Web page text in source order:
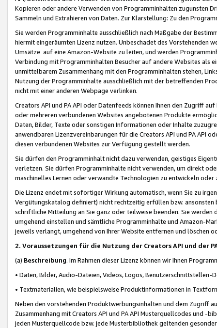
Kopieren oder andere Verwenden von Programminhalten zugunsten
Sammeln und Extrahieren von Daten. Zur Klarstellung: Zu den
Sie werden Programminhalte ausschließlich nach Maßgabe der
hiermit eingeräumten Lizenz nutzen. Unbeschadet des Vorstehenden
Umsätze auf eine Amazon-Website zu leiten, und werden
Verbindung mit Programminhalten Besucher auf andere Websites als
unmittelbarem Zusammenhang mit den Programminhalten stehen,
Nutzung der Programminhalte ausschließlich mit der betreffenden
nicht mit einer anderen Webpage verlinken.
Creators API und PA API oder Datenfeeds können Ihnen den Zugriff
oder mehreren verbundenen Websites angebotenen Produkte
Daten, Bilder, Texte oder sonstigen Informationen oder Inhalte
anwendbaren Lizenzvereinbarungen für die Creators API und PA API
diesen verbundenen Websites zur Verfügung gestellt werden.
Sie dürfen den Programminhalt nicht dazu verwenden, geistiges
verletzen. Sie dürfen Programminhalte nicht verwenden, um direkt
maschinelles Lernen oder verwandte Technologien zu entwickeln
Die Lizenz endet mit sofortiger Wirkung automatisch, wenn Sie zu
Vergütungskatalog definiert) nicht rechtzeitig erfüllen bzw. ansonsten
schriftliche Mitteilung an Sie ganz oder teilweise beenden. Sie werden
umgehend einstellen und sämtliche Programminhalte und Amazon-
jeweils verlangt, umgehend von Ihrer Website entfernen und löschen
2. Voraussetzungen für die Nutzung der Creators API und der
(a) Beschreibung. Im Rahmen dieser Lizenz können wir Ihnen
• Daten, Bilder, Audio-Dateien, Videos, Logos, Benutzerschnittstellen-
• Textmaterialien, wie beispielsweise Produktinformationen in
Neben den vorstehenden Produktwerbungsinhalten und dem Zugriff
Zusammenhang mit Creators API und PA API Musterquellcodes und
jeden Musterquellcode bzw. jede Musterbibliothek geltenden